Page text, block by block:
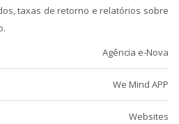
taxas de retorno e relatórios sobre
Agência e-Nova
We Mind APP
Websites